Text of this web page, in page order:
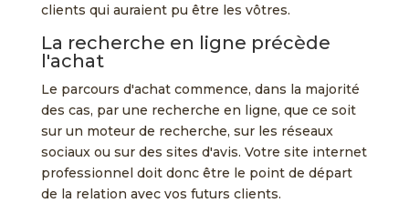
clients qui auraient pu être les vôtres.
La recherche en ligne précède
l'achat
Le parcours d'achat commence, dans la majorité
des cas, par une recherche en ligne, que ce soit
sur un moteur de recherche, sur les réseaux
sociaux ou sur des sites d'avis. Votre site internet
professionnel doit donc être le point de départ
de la relation avec vos futurs clients.